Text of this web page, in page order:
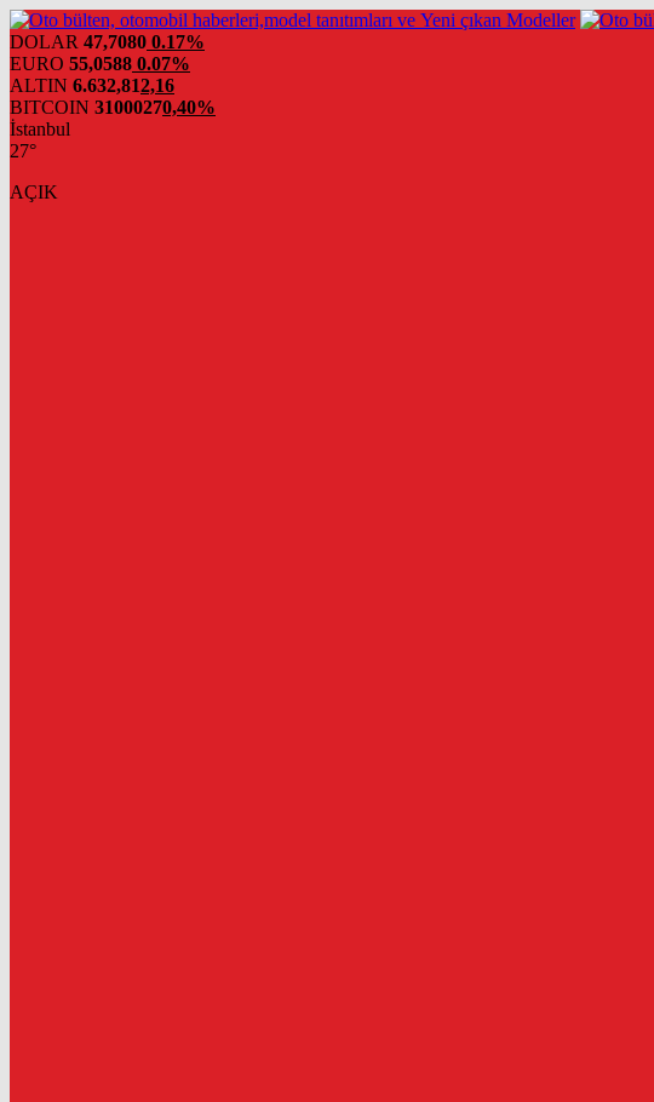
DOLAR 47,7080 0.17%
EURO 55,0588 0.07%
ALTIN 6.632,812,16
BITCOIN 31000270,40%
İstanbul
27°
AÇIK